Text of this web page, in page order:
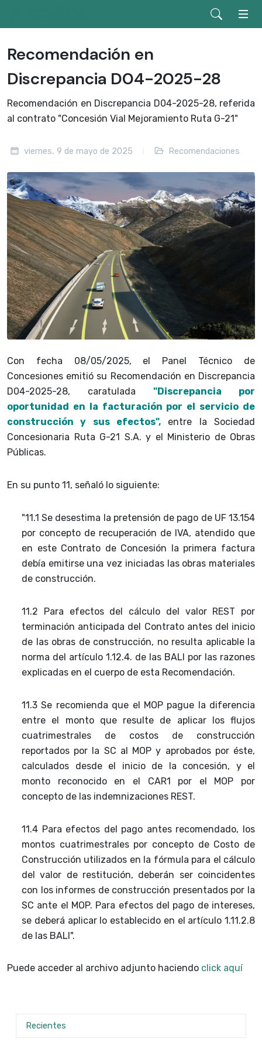
Recomendación en
Discrepancia D04-2025-28
Recomendación en Discrepancia D04-2025-28, referida
al contrato "Concesión Vial Mejoramiento Ruta G-21"
viernes, 9 de mayo de 2025 Recomendaciones
Con fecha 08/05/2025, el Panel Técnico de
Concesiones emitió su Recomendación en Discrepancia
D04-2025-28, caratulada "Discrepancia por
oportunidad en la facturación por el servicio de
construcción y sus efectos",
entre la Sociedad
Concesionaria Ruta G-21 S.A. y el Ministerio de Obras
Públicas.
En su punto 11, señaló lo siguiente:
"11.1 Se desestima la pretensión de pago de UF 13.154
por concepto de recuperación de IVA, atendido que
en este Contrato de Concesión la primera factura
debía emitirse una vez iniciadas las obras materiales
de construcción.
11.2 Para efectos del cálculo del valor REST por
terminación anticipada del Contrato antes del inicio
de las obras de construcción, no resulta aplicable la
norma del artículo 1.12.4. de las BALI por las razones
explicadas en el cuerpo de esta Recomendación.
11.3 Se recomienda que el MOP pague la diferencia
entre el monto que resulte de aplicar los flujos
cuatrimestrales de costos de construcción
reportados por la SC al MOP y aprobados por éste,
calculados desde el inicio de la concesión, y el
monto reconocido en el CAR1 por el MOP por
concepto de las indemnizaciones REST.
11.4 Para efectos del pago antes recomendado, los
montos cuatrimestrales por concepto de Costo de
Construcción utilizados en la fórmula para el cálculo
delvalor de restitución, deberán ser coincidentes
con los informes de construcción presentados por la
SC ante el MOP. Para efectos del pago de intereses,
se deberá aplicar lo establecido en el artículo 1.11.2.8
de las BALI".
Puede acceder al archivo adjunto haciendo click aquí
Recientes